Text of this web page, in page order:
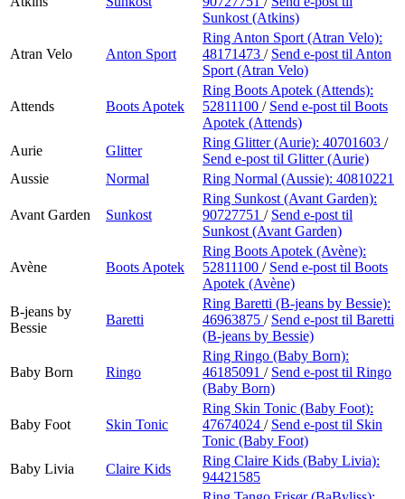
Sunkost (Atkins)
Atran Velo Anton Sport
Ring Anton Sport (Atran Velo):
48171473 / Send e-post til Anton
Sport (Atran Velo)
Attends Boots Apotek
Ring Boots Apotek (Attends):
52811100 / Send e-post til Boots
Apotek (Attends)
Aurie
Glitter
Ring Glitter (Aurie): 40701603 /
Send e-post til Glitter (Aurie)
Aussie
Normal Ring Normal (Aussie): 40810221
Avant Garden Sunkost
Ring Sunkost (Avant Garden):
90727751 / Send e-post til
Sunkost (Avant Garden)
Avène Boots Apotek
Ring Boots Apotek (Avène):
52811100 / Send e-post til Boots
Apotek (Avène)
B-jeans by
Bessie
Baretti
Ring Baretti (B-jeans by Bessie):
46963875 / Send e-post til Baretti
(B-jeans by Bessie)
Baby Born Ringo
Ring Ringo (Baby Born):
46185091 / Send e-post til Ringo
(Baby Born)
Baby Foot Skin Tonic
Ring Skin Tonic (Baby Foot):
47674024 / Send e-post til Skin
Tonic (Baby Foot)
Baby Livia
Claire Kids
Ring Claire Kids (Baby Livia):
94421585